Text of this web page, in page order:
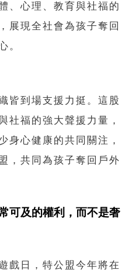
、心理、教育與社福的
展現全社會為孩子奪回
。
皆到場支援力挺。這股
社福的強大聲援力量，
身心健康的共同關注，
，共同為孩子奪回戶外
可及的權利，而不是奢
戲日，特公盟今年將在